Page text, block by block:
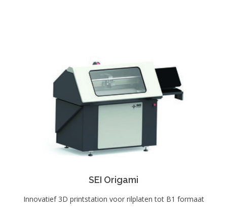
SEI Origami
Innovatief 3D printstation voor rilplaten tot B1 formaat